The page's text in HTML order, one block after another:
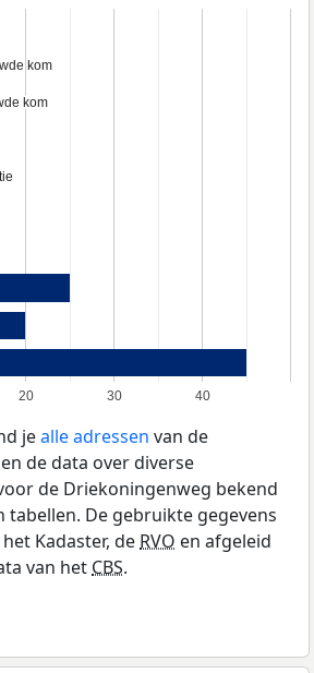
20 30 40
kom
kom
kom
kom
jealle adressen van de
de data over diverse
de Driekoningenweg bekend
tabellen. De gebruikte gegevens
Kadaster, deRVO en afgeleid
van hetCBS.